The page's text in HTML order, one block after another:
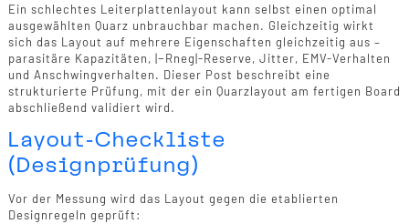
Ein schlechtes Leiterplattenlayout kann selbst einen optimal
ausgewählten Quarz unbrauchbar machen. Gleichzeitig wirkt
sich das Layout auf mehrere Eigenschaften gleichzeitig aus –
parasitäre Kapazitäten, |−Rneg|-Reserve, Jitter, EMV-Verhalten
und Anschwingverhalten. Dieser Post beschreibt eine
strukturierte Prüfung, mit der ein Quarzlayout am fertigen Board
abschließend validiert wird.
Layout-Checkliste
(Designprüfung)
Vor der Messung wird das Layout gegen die etablierten
Designregeln geprüft: